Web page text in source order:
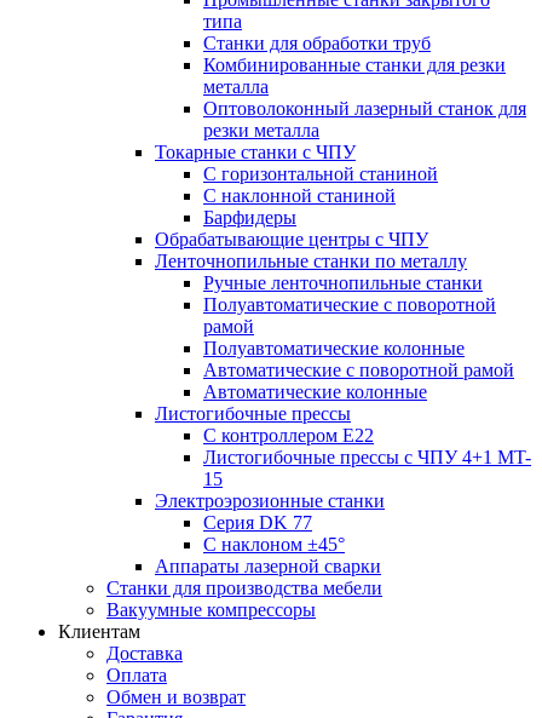
типа
Станки для обработки труб
Комбинированные станки для резки
металла
Оптоволоконный лазерный станок для
резки металла
Токарные станки с ЧПУ
С горизонтальной станиной
С наклонной станиной
Барфидеры
Обрабатывающие центры с ЧПУ
Ленточнопильные станки по металлу
Ручные ленточнопильные станки
Полуавтоматические с поворотной
рамой
Полуавтоматические колонные
Автоматические с поворотной рамой
Автоматические колонные
Листогибочные прессы
С контроллером E22
Листогибочные прессы с ЧПУ 4+1 MT-
15
Электроэрозионные станки
Серия DK 77
С наклоном ±45°
Аппараты лазерной сварки
Станки для производства мебели
Вакуумные компрессоры
Клиентам
Доставка
Оплата
Обмен и возврат